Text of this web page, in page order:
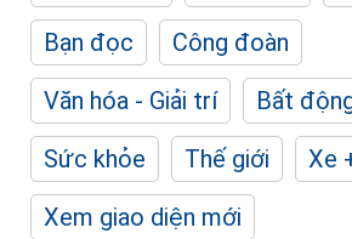
Bạn đọc
Công đoàn
Văn hóa - Giải trí
Bất
Sức khỏe
Thế giới
Xe
Xem giao diện mới